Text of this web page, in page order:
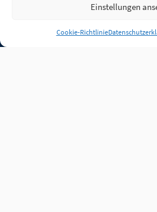
Einstellungen
Cookie-Richtlinie
Anmelden
Jobs Partner FAQ